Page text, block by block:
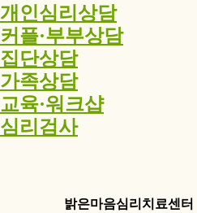
개인심리상담
커플·부부상담
집단상담
가족상담
교육·워크샵
심리검사
밝은마음심리치료센터